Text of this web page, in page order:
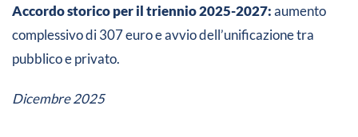
Accordo storico per il triennio 2025-2027:aumento
complessivo di 307 euro e avvio dell’unificazione tra
pubblico e privato.
Dicembre 2025